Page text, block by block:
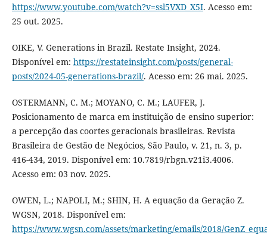
https://www.youtube.com/watch?v=ssl5VXD_X5I. Acesso em:
25 out. 2025.
OIKE, V. Generations in Brazil. Restate Insight, 2024.
Disponível em: https://restateinsight.com/posts/general-
posts/2024-05-generations-brazil/. Acesso em: 26 mai. 2025.
OSTERMANN, C. M.; MOYANO, C. M.; LAUFER, J.
Posicionamento de marca em instituição de ensino superior:
a percepção das coortes geracionais brasileiras. Revista
Brasileira de Gestão de Negócios, São Paulo, v. 21, n. 3, p.
416-434, 2019. Disponível em: 10.7819/rbgn.v21i3.4006.
Acesso em: 03 nov. 2025.
OWEN, L.; NAPOLI, M.; SHIN, H. A equação da Geração Z.
WGSN, 2018. Disponível em:
https://www.wgsn.com/assets/marketing/emails/2018/